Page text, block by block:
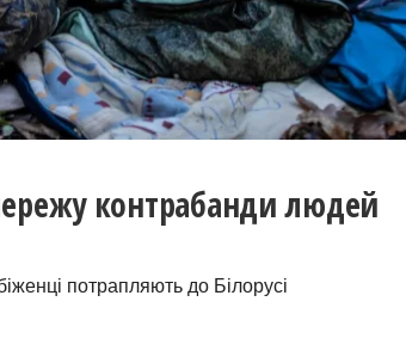
контрабанди людей
потрапляють до Білорусі